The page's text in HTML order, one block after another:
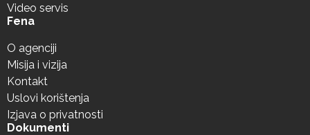
Video servis
Fena
O agenciji
Misija i vizija
Kontakt
Uslovi korištenja
Izjava o privatnosti
Dokumenti